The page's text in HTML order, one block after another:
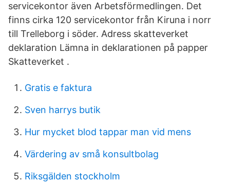
servicekontor även Arbetsförmedlingen. Det
finns cirka 120 servicekontor från Kiruna i norr
till Trelleborg i söder. Adress skatteverket
deklaration Lämna in deklarationen på papper
Skatteverket .
Gratis e faktura
Sven harrys butik
Hur mycket blod tappar man vid mens
Värdering av små konsultbolag
Riksgälden stockholm